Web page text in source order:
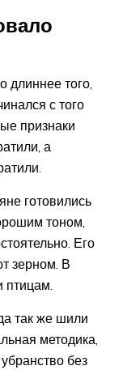
длиннее того,
с того
признаки
а
готовились
тоном,
Его
зерном. В
так же шили
методика,
без